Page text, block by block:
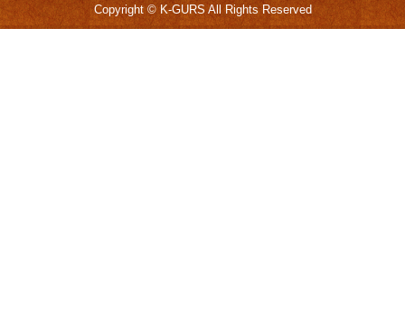
Copyright © K-GURS All Rights Reserved